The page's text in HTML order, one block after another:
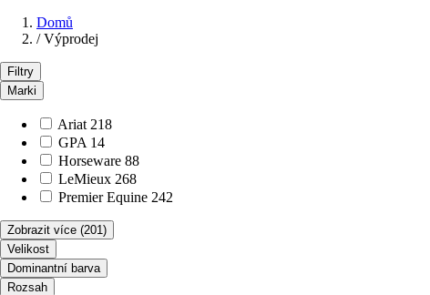
Domů
/ Výprodej
Filtry
Marki
Ariat 218
GPA 14
Horseware 88
LeMieux 268
Premier Equine 242
Zobrazit více (201)
Velikost
Dominantní barva
Rozsah